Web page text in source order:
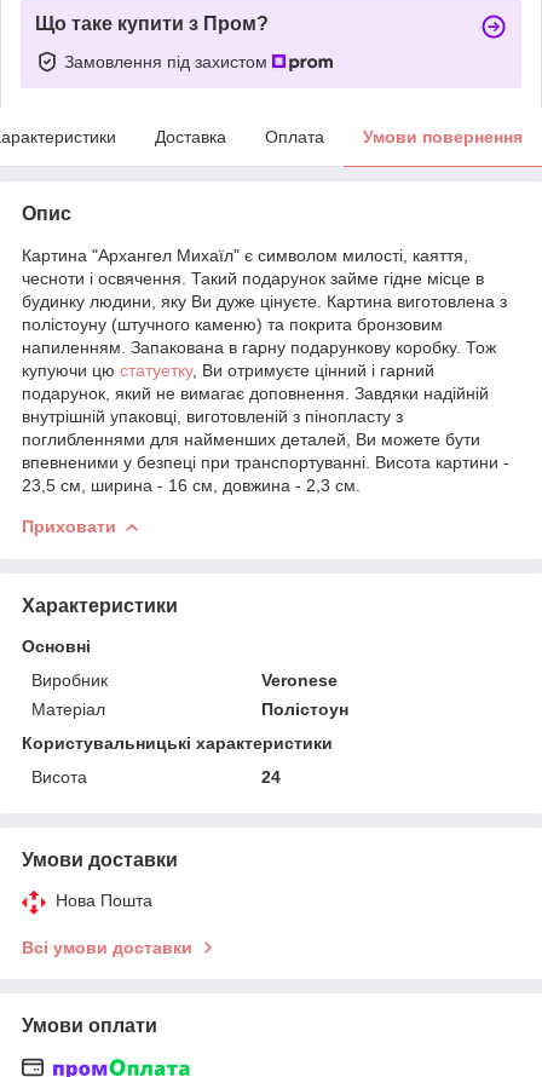
Що таке купити з Пром?
Замовлення під захистом
Доставка Оплата Умови повернення
Опис
Картина "Архангел Михаїл" є символом милості, каяття,
чесноти і освячення. Такий подарунок займе гідне місце в
будинку людини, яку Ви дуже цінуєте. Картина виготовлена з
полістоуну (штучного каменю) та покрита бронзовим
напиленням. Запакована в гарну подарункову коробку. Тож
купуючи цю статуетку, Ви отримуєте цінний і гарний
подарунок, який не вимагає доповнення. Завдяки надійній
внутрішній упаковці, виготовленій з пінопласту з
поглибленнями для найменших деталей, Ви можете бути
впевненими у безпеці при транспортуванні. Висота картини -
23,5 см, ширина - 16 см, довжина - 2,3 см.
Приховати
Характеристики
Основні
Виробник
Veronese
Матеріал
Полістоун
Користувальницькі характеристики
Висота
24
Умови доставки
Нова Пошта
Всі умови доставки
Умови оплати